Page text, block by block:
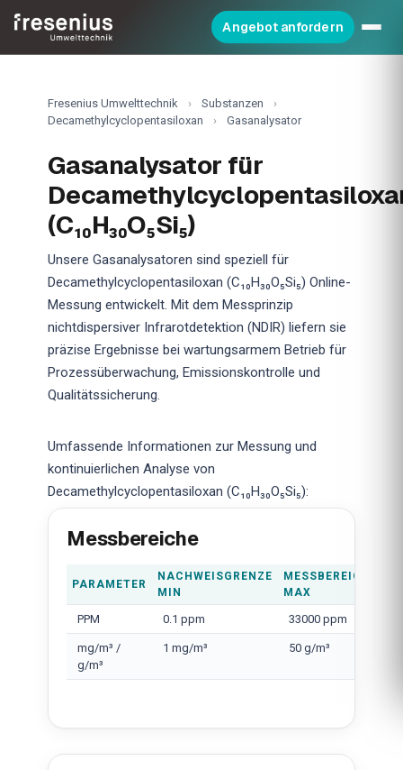
Angebot anfordern
Fresenius Umwelttechnik › Substanzen
›
Decamethylcyclopentasiloxan
› Gasanalysator
Gasanalysator für
(C₁₀H₃₀O₅Si₅)
Unsere Gasanalysatoren sind speziell für
Decamethylcyclopentasiloxan (C₁₀H₃₀O₅Si₅) Online-
Messung entwickelt. Mit dem Messprinzip
nichtdispersiver Infrarotdetektion (NDIR) liefern sie
präzise Ergebnisse bei wartungsarmem Betrieb für
Prozessüberwachung, Emissionskontrolle und
Qualitätssicherung.
Umfassende Informationen zur Messung und
kontinuierlichen Analyse von
Decamethylcyclopentasiloxan (C₁₀H₃₀O₅Si₅):
Messbereiche
PARAMETER
NACHWEISGRENZE
MIN
MESSBEREICH
MAX
PPM 0.1 ppm 33000 ppm
mg/m³ /
g/m³
1 mg/m³ 50 g/m³